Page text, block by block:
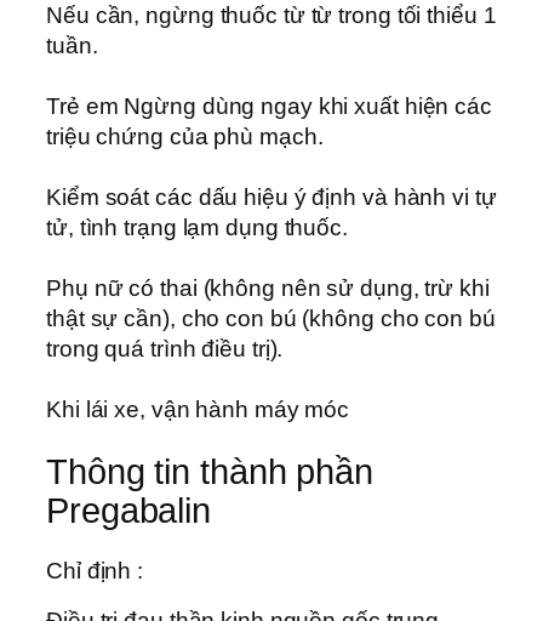
Nếu cần, ngừng thuốc từ từ trong tối thiểu 1
tuần.
Trẻ em Ngừng dùng ngay khi xuất hiện các
triệu chứng của phù mạch.
Kiểm soát các dấu hiệu ý định và hành vi tự
tử, tình trạng lạm dụng thuốc.
Phụ nữ có thai (không nên sử dụng, trừ khi
thật sự cần), cho con bú (không cho con bú
trong quá trình điều trị).
Khi lái xe, vận hành máy móc
Thông tin thành phần
Pregabalin
Chỉ định :